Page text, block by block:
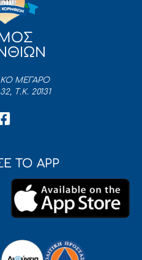
ΜΕΓΑΡΟ
Τ.Κ. 20131
ΤΟ APP